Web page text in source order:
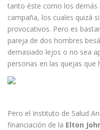
tanto éste como los demás
campaña, los cuales quizá
provocativos. Pero es
pareja de dos hombres
demasiado lejos o no sea
personas en las quejas que
Pero el Instituto de Salud
financiación de la Elton